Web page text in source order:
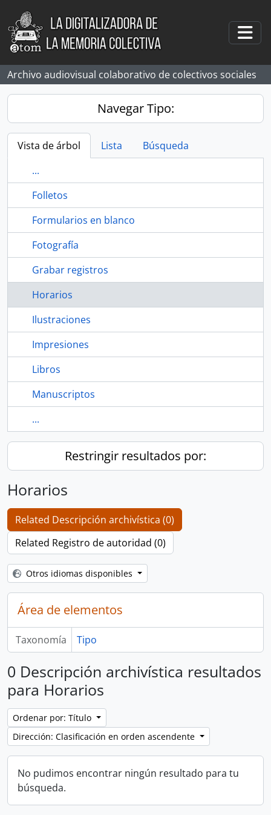
Skip to main content
Archivo audiovisual colaborativo de colectivos sociales
Navegar Tipo:
Vista de árbol Lista
Búsqueda
...
Folletos
Formularios en blanco
Fotografía
Grabar registros
Horarios
Ilustraciones
Impresiones
Libros
Manuscriptos
...
Restringir resultados por:
Horarios
Related Descripción archivística (0)
Related Registro de autoridad (0)
Otros idiomas disponibles
Área de elementos
Taxonomía Tipo
0 Descripción archivística resultados
para Horarios
Ordenar por: Título
Dirección: Clasificación en orden ascendente
No pudimos encontrar ningún resultado para tu
búsqueda.